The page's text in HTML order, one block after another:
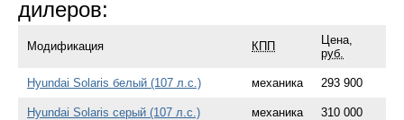
дилеров:
Модификация КПП
Цена,
руб.
Hyundai Solaris белый (107 л.с.) механика 293 900
Hyundai Solaris серый (107 л.с.) механика 310 000